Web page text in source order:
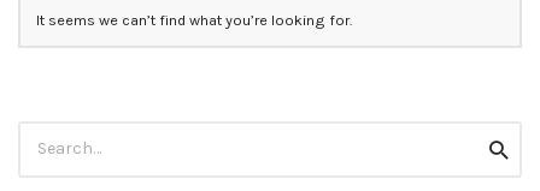
lasIt seems we can’t find what you’re looking for.
for: